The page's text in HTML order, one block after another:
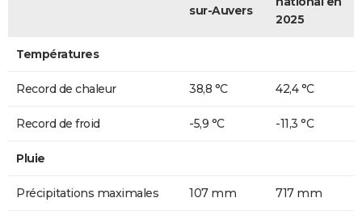
sur-Auvers
2025
Températures
Record de chaleur 38,8 °C 42,4 °C
Record de froid -5,9 °C -11,3 °C
Pluie
Précipitations maximales 107 mm 717 mm